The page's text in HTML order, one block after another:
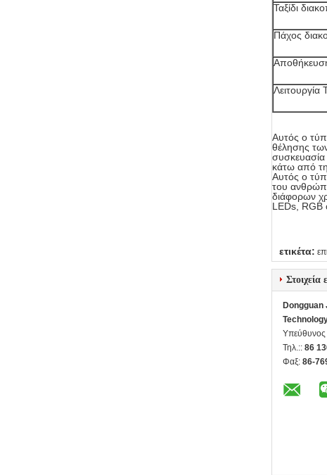
Ταξίδι
Πάχος
Λειτουργία
Αυτός ο
θέλησης
κάτω από
Αυτός ο
του
διάφορων
LEDs, RGB
ετικέτα:
Στοιχεία
Υπεύθυνος
Τηλ.:: 86
Φαξ: 86-